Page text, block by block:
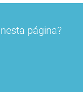
página?